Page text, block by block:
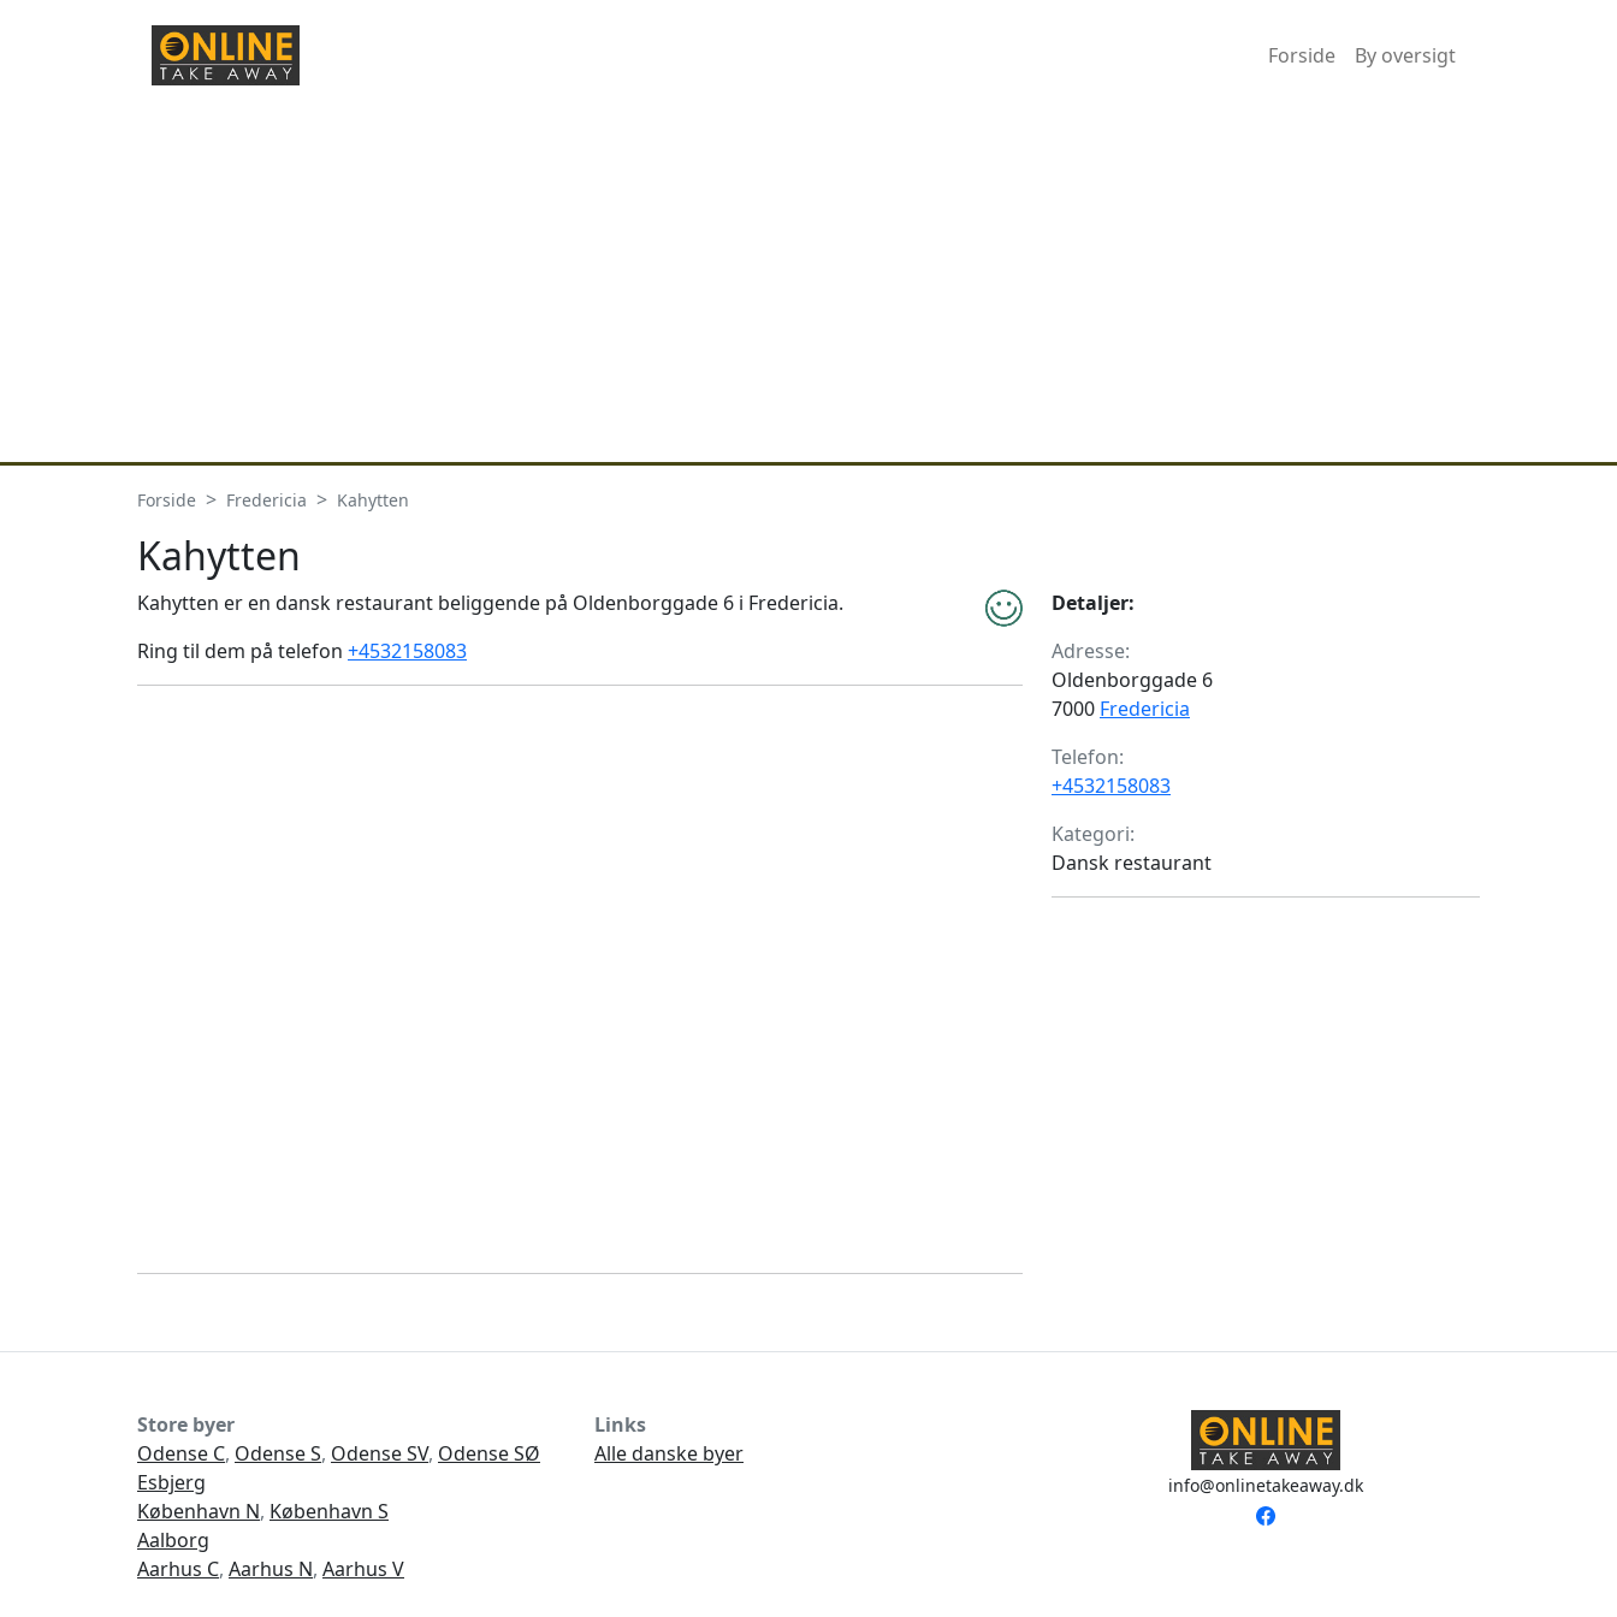
Forside By oversigt
Forside Fredericia Kahytten
Kahytten
Kahytten er en dansk restaurant beliggende på Oldenborggade 6 i Fredericia.
Ring til dem på telefon +4532158083
Detaljer:
Adresse:
Oldenborggade 6
7000 Fredericia
Telefon:
+4532158083
Kategori:
Dansk restaurant
Store byer
Odense C, Odense S, Odense SV, Odense SØ
Esbjerg
København N, København S
Aalborg
Aarhus C, Aarhus N, Aarhus V
Links
Alle danske byer
info@onlinetakeaway.dk